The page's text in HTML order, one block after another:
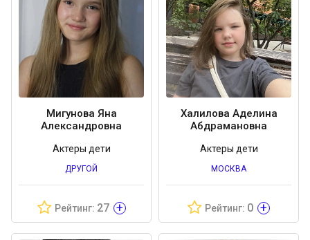
Мигунова Яна
Александровна
Актеры дети
ДРУГОЙ
Рейтинг: 27 +
Халилова Аделина
Абдрамановна
Актеры дети
МОСКВА
Рейтинг: 0 +